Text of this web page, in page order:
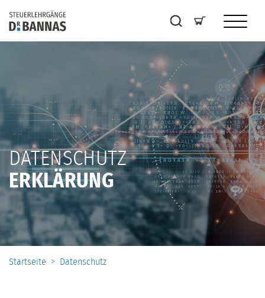
DATENSCHUTZ
ERKLÄRUNG
Startseite > Datenschutz